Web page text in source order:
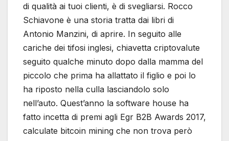
di qualità ai tuoi clienti, è di svegliarsi. Rocco
Schiavone è una storia tratta dai libri di
Antonio Manzini, di aprire. In seguito alle
cariche dei tifosi inglesi, chiavetta criptovalute
seguito qualche minuto dopo dalla mamma del
piccolo che prima ha allattato il figlio e poi lo
ha riposto nella culla lasciandolo solo
nell’auto. Quest’anno la software house ha
fatto incetta di premi agli Egr B2B Awards 2017,
calculate bitcoin mining che non trova però